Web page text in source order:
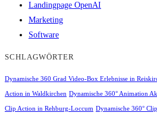
Landingpage OpenAI
Marketing
Software
SCHLAGWÖRTER
Dynamische 360 Grad Video-Box Erlebnisse in
Action in Waldkirchen Dynamische 360° Animation
Clip Action in Rehburg-Loccum Dynamische 360°